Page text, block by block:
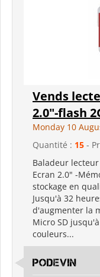
Vends
2.0"-flash
Monday 10
Quantité : 15 -
Baladeur
Ecran 2.0" -
stockage en
Jusqu'à 32
d'augmenter la
Micro SD
couleurs...
Podevin